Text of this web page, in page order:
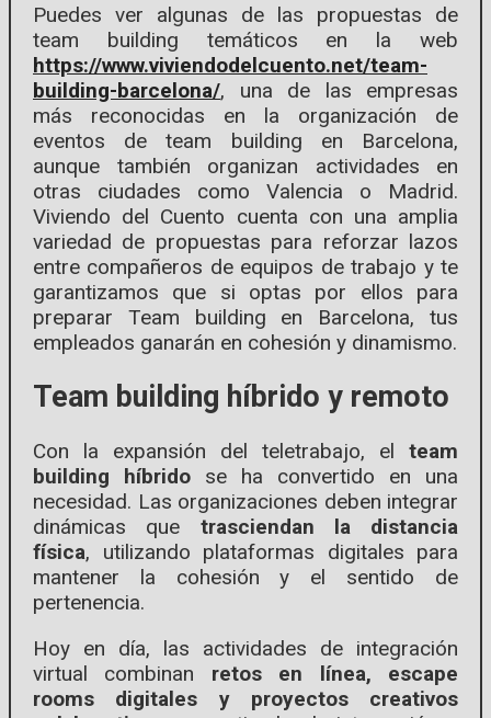
Puedes ver algunas de las propuestas de
team building temáticos en la web
https://www.viviendodelcuento.net/team-
building-barcelona/, una de las empresas
más reconocidas en la organización de
eventos de team building en Barcelona,
aunque también organizan actividades en
otras ciudades como Valencia o Madrid.
Viviendo del Cuento cuenta con una amplia
variedad de propuestas para reforzar lazos
entre compañeros de equipos de trabajo y te
garantizamos que si optas por ellos para
preparar Team building en Barcelona, tus
empleados ganarán en cohesión y dinamismo.
Team building híbrido y remoto
Con la expansión del teletrabajo, el team
building híbrido se ha convertido en una
necesidad. Las organizaciones deben integrar
dinámicas que trasciendan la distancia
física, utilizando plataformas digitales para
mantener la cohesión y el sentido de
pertenencia.
Hoy en día, las actividades de integración
virtual combinan retos en línea, escape
rooms digitales y proyectos creativos